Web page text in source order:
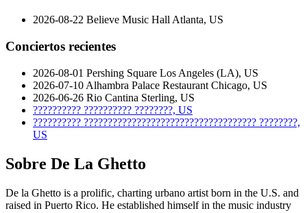
2026-08-22 Believe Music Hall Atlanta, US
Conciertos recientes
2026-08-01 Pershing Square Los Angeles (LA), US
2026-07-10 Alhambra Palace Restaurant Chicago, US
2026-06-26 Rio Cantina Sterling, US
?????????? ?????????? ????????, US
?????????? ???????????????????????????????????? ????????,
US
Sobre De La Ghetto
De la Ghetto is a prolific, charting urbano artist born in the U.S. and
raised in Puerto Rico. He established himself in the music industry